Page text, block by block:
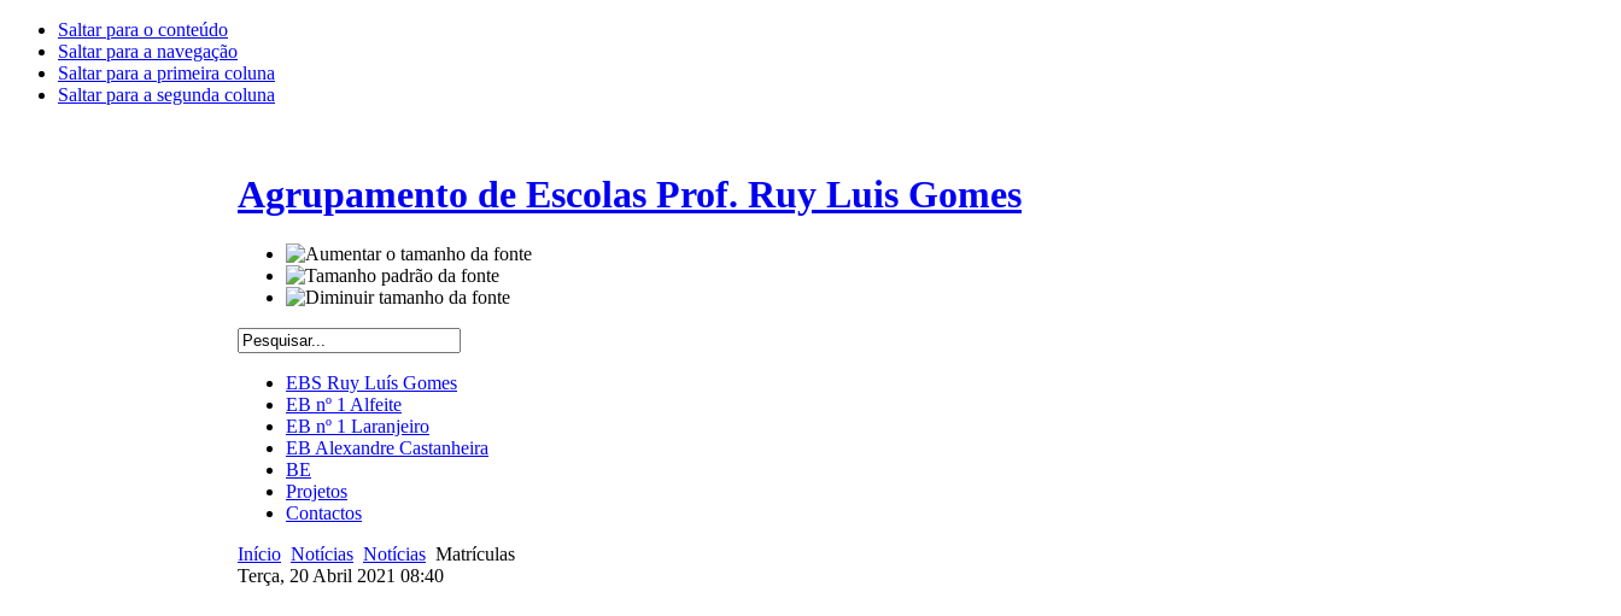
Saltar para o conteúdo
Saltar para a navegação
Saltar para a primeira coluna
Saltar para a segunda coluna
Agrupamento de Escolas Prof. Ruy Luis Gomes
EBS Ruy Luís Gomes
EB nº 1 Alfeite
EB nº 1 Laranjeiro
EB Alexandre Castanheira
BE
Projetos
Contactos
Início Notícias Notícias Matrículas
Terça, 20 Abril 2021 08:40